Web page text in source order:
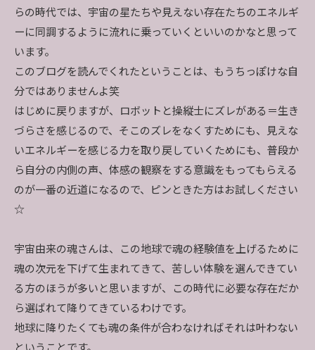
らの時代では、宇宙の星たちや見えない存在たちのエネルギ
ーに同調するように流れに乗っていくといいのかなと思って
います。
このブログを読んでくれたということは、もうちっぽけな自
分ではありませんよ笑
はじめに戻りますが、ロボットと操縦士にズレがある＝生き
づらさを感じるので、そこのズレをなくすためにも、見えな
いエネルギーを感じる力を取り戻していくためにも、普段か
ら自分の内側の声、体感の観察をする意識をもってもらえる
のが一番の近道になるので、ピンときた方はお試しください
☆
宇宙由来の魂さんは、この地球で魂の経験値を上げるために
魂の次元を下げて生まれてきて、苦しい体験を選んできてい
る方のほうが多いと思いますが、この時代に必要な存在だか
ら選ばれて降りてきているわけです。
地球に降りたくても魂の条件が合わなければそれは叶わない